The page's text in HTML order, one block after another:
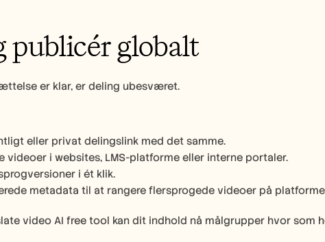
publicér globalt
er klar, er deling ubesværet.
eller privat delingslink med det samme.
videoer i websites, LMS-platforme eller interne portaler.
i ét klik.
metadata til at rangere flersprogede videoer på platforme
video AI free tool kan dit indhold nå målgrupper hvor som